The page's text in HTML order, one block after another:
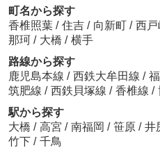
町名から探す
香椎照葉 / 住吉 / 向新町 / 西戸
那珂 / 大橋 / 横手
路線から探す
鹿児島本線 / 西鉄大牟田線 /
筑肥線 / 西鉄貝塚線 / 香椎線 /
駅から探す
大橋 / 高宮 / 南福岡 / 笹原 / 井
竹下 / 千鳥